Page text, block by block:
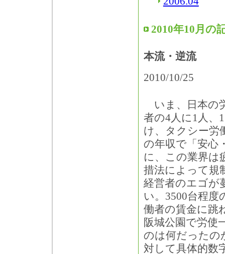
2010年10月の
本流・逆流
2010/10/25
いま、日本の
者の4人に1人、
け、タクシー労
の年収で「安心
に、この業界は
措法によって規
経営者のエゴが
い。3500台程
働者の賃金に跳
阪城公園で労使
のは何だったの
対して具体的数